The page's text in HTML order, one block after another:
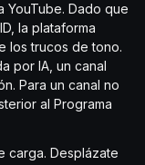
YouTube. Dado que
la plataforma
los trucos de tono.
por IA, un canal
Para un canal no
al Programa
carga. Desplázate